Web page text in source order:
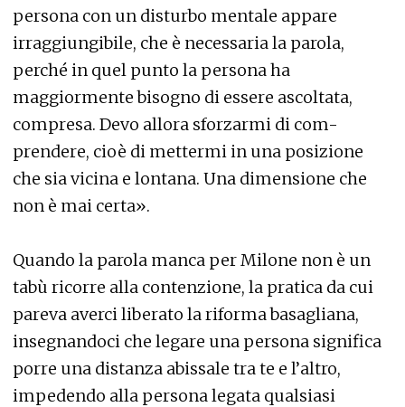
persona con un disturbo mentale appare
irraggiungibile, che è necessaria la parola,
perché in quel punto la persona ha
maggiormente bisogno di essere ascoltata,
compresa. Devo allora sforzarmi di com-
prendere, cioè di mettermi in una posizione
che sia vicina e lontana. Una dimensione che
non è mai certa».
Quando la parola manca per Milone non è un
tabù ricorre alla contenzione, la pratica da cui
pareva averci liberato la riforma basagliana,
insegnandoci che legare una persona significa
porre una distanza abissale tra te e l’altro,
impedendo alla persona legata qualsiasi